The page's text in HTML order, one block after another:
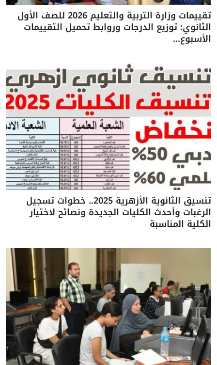
تقييمات وزارة التربية والتعليم 2026 للصف الأول
الثانوي: توزيع الدرجات وروابط تحميل التقييمات
الأسبوع...
تنسيق الثانوية الأزهرية 2025.. خطوات تسجيل
الرغبات وأحدث الكليات الجديدة ونصائح لاختيار
الكلية المناسبة